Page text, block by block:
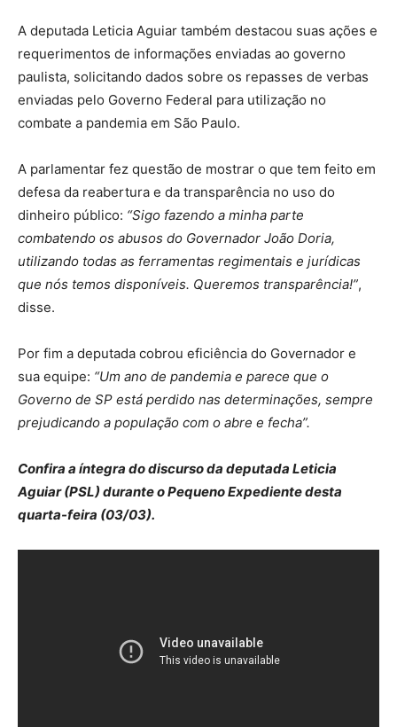
A deputada Leticia Aguiar também destacou suas ações e
requerimentos de informações enviadas ao governo
paulista, solicitando dados sobre os repasses de verbas
enviadas pelo Governo Federal para utilização no
combate a pandemia em São Paulo.
A parlamentar fez questão de mostrar o que tem feito em
defesa da reabertura e da transparência no uso do
dinheiro público: “Sigo fazendo a minha parte
combatendo os abusos do Governador João Doria,
utilizando todas as ferramentas regimentais e jurídicas
que nós temos disponíveis. Queremos transparência!”,
disse.
Por fim a deputada cobrou eficiência do Governador e
sua equipe: “Um ano de pandemia e parece que o
Governo de SP está perdido nas determinações, sempre
prejudicando a população com o abre e fecha”.
Confira a íntegra do discurso da deputada Leticia
Aguiar (PSL) durante o Pequeno Expediente desta
quarta-feira (03/03).